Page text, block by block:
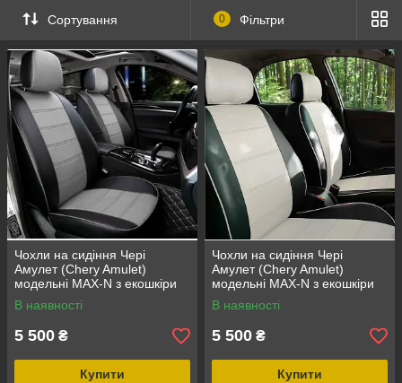
Сортування 0 Фільтри
Чохли на сидіння Чері
Амулет (Chery Amulet)
модельні MAX-N з екошкіри
Чорно-сірий, графіт
В наявності
5 500 ₴
Купити
Чохли на сидіння Чері
Амулет (Chery Amulet)
модельні MAX-N з екошкіри
Чорно-білий
В наявності
5 500 ₴
Купити